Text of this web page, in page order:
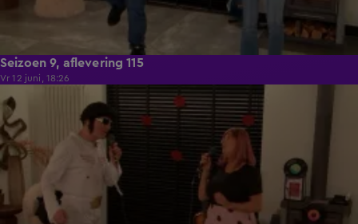
Seizoen 9, aflevering 115
Vr 12 juni, 18:26
21:50